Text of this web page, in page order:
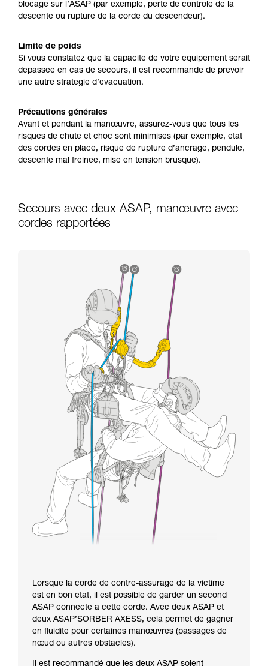
blocage sur l’ASAP (par exemple, perte de contrôle de la
descente ou rupture de la corde du descendeur).
Limite de poids
Si vous constatez que la capacité de votre équipement serait
dépassée en cas de secours, il est recommandé de prévoir
une autre stratégie d’évacuation.
Précautions générales
Avant et pendant la manœuvre, assurez-vous que tous les
risques de chute et choc sont minimisés (par exemple, état
des cordes en place, risque de rupture d’ancrage, pendule,
descente mal freinée, mise en tension brusque).
Secours avec deux ASAP, manœuvre avec
cordes rapportées
Lorsque la corde de contre-assurage de la victime
est en bon état, il est possible de garder un second
ASAP connecté à cette corde. Avec deux ASAP et
deux ASAP’SORBER AXESS, cela permet de gagner
en fluidité pour certaines manœuvres (passages de
nœud ou autres obstacles).